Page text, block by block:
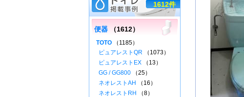
1612件
便器 （1612）
TOTO （1185）
ピュアレストQR （1073）
ピュアレストEX （13）
GG / GG800 （25）
ネオレストAH
（16）
ネオレストRH
（8）